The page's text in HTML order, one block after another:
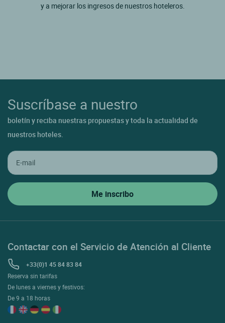
y a mejorar los ingresos de nuestros hoteleros.
Suscríbase a nuestro
boletín y reciba nuestras propuestas y toda la actualidad de
nuestros hoteles.
Contactar con el Servicio de Atención al Cliente
+33(0)1 45 84 83 84
Reserva sin tarifas
De lunes a viernes y festivos:
De 9 a 18 horas